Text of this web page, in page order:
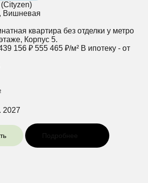
Вишневая
квартира без отделки у метро
Корпус 5.
156 ₽ 555 465 ₽/м² В ипотеку - от
2027
Подробнее